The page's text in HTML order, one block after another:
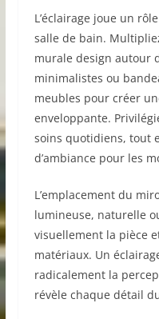
L’éclairage joue un
salle de bain.
murale design autour
minimalistes ou
meubles pour créer
enveloppante.
soins quotidiens, tout
d’ambiance pour les
L’emplacement du
lumineuse, naturelle
visuellement la pièce
matériaux. Un
radicalement la
révèle chaque détail